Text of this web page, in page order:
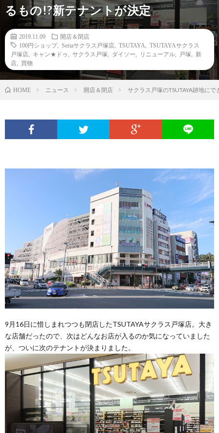
るもの!?新テナントが決定
2019.11.09
開店＆閉店
100円ショップ, Seriaサクラス戸塚店 TSUTAYA
TSUTAYAサクラス
戸塚店
キャン★ドゥ サクラス戸塚 ダイソー リニューアル 戸塚
新
店
買物
HOME ニュース 開店＆閉店 サクラス戸塚のTSUTAYA跡地に
9月16日に惜しまれつつも閉店したTSUTAYAサクラス戸塚店。大き
な店舗だったので、次はどんなお店が入るのか気になっていました
が、ついに次のテナントが決まりました。